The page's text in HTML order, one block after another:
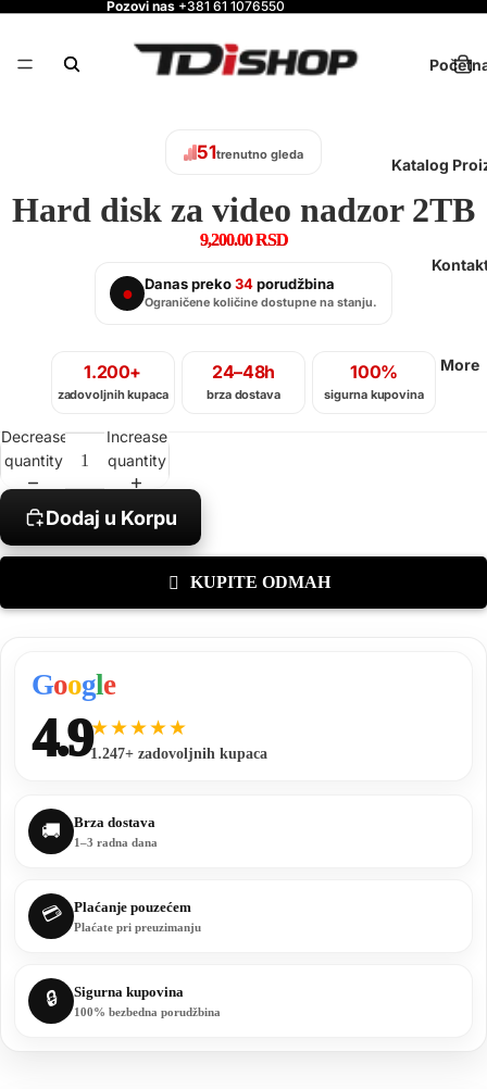
Pozovi nas +381 61 1076550
Katalog
More
50trenutno gleda
Hard disk za video nadzor 2TB
9,200.00 RSD
● Danas preko34porudžbina
Ograničene količine dostupne na stanju.
1.200+
zadovoljnih kupaca
24–48h
brza dostava
100%
sigurna kupovina
Decrease
quantity
Increase
quantity
Dodaj u Korpu
KUPITE ODMAH
Google
4.9★★★★★
1.247+ zadovoljnih kupaca
🚚 Brza dostava
1–3 radna dana
💳 Plaćanje pouzećem
Plaćate pri preuzimanju
🔒 Sigurna kupovina
100% bezbedna porudžbina